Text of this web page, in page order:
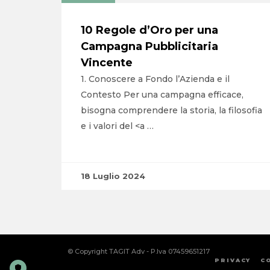
10 Regole d’Oro per una
Campagna Pubblicitaria
Vincente
1. Conoscere a Fondo l’Azienda e il
Contesto Per una campagna efficace,
bisogna comprendere la storia, la filosofia
e i valori del <a …
18 Luglio 2024
© Copyright TAGIT Adv - P.Iva 07459651217
PRIVACY